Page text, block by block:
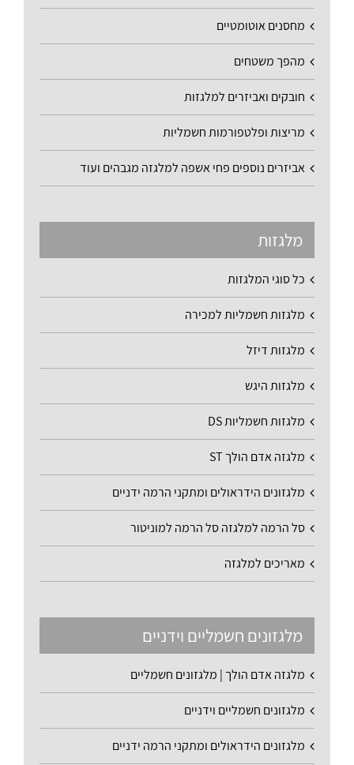
מחסנים אוטומטיים
מהפך משטחים
חובקים ואביזרים למלגזות
מריצות ופלטפורמות חשמליות
אביזרים נוספים פחי אשפה למלגזה מגבהים ועוד
מלגזות
כל סוגי המלגזות
מלגזות חשמליות למכירה
מלגזות דיזל
מלגזות היגש
מלגזות חשמליות DS
מלגזה אדם הולך ST
מלגזונים הידראולים ומתקני הרמה ידניים
סל הרמה למלגזה סל הרמה למוניטור
מאריכים למלגזה
מלגזונים חשמליים וידניים
מלגזה אדם הולך | מלגזונים חשמליים
מלגזונים חשמליים וידניים
מלגזונים הידראולים ומתקני הרמה ידניים